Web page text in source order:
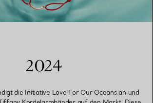
2024
die Initiative Love For Our Oceans an und